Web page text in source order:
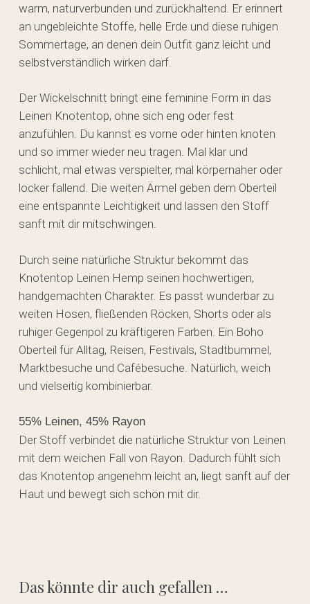
warm, naturverbunden und zurückhaltend. Er erinnert
an ungebleichte Stoffe, helle Erde und diese ruhigen
Sommertage, an denen dein Outfit ganz leicht und
selbstverständlich wirken darf.
Der Wickelschnitt bringt eine feminine Form in das
Leinen Knotentop, ohne sich eng oder fest
anzufühlen. Du kannst es vorne oder hinten knoten
und so immer wieder neu tragen. Mal klar und
schlicht, mal etwas verspielter, mal körpernaher oder
locker fallend. Die weiten Ärmel geben dem Oberteil
eine entspannte Leichtigkeit und lassen den Stoff
sanft mit dir mitschwingen.
Durch seine natürliche Struktur bekommt das
Knotentop Leinen Hemp seinen hochwertigen,
handgemachten Charakter. Es passt wunderbar zu
weiten Hosen, fließenden Röcken, Shorts oder als
ruhiger Gegenpol zu kräftigeren Farben. Ein Boho
Oberteil für Alltag, Reisen, Festivals, Stadtbummel,
Marktbesuche und Cafébesuche. Natürlich, weich
und vielseitig kombinierbar.
55% Leinen, 45% Rayon
Der Stoff verbindet die natürliche Struktur von Leinen
mit dem weichen Fall von Rayon. Dadurch fühlt sich
das Knotentop angenehm leicht an, liegt sanft auf der
Haut und bewegt sich schön mit dir.
Das könnte dir auch gefallen …